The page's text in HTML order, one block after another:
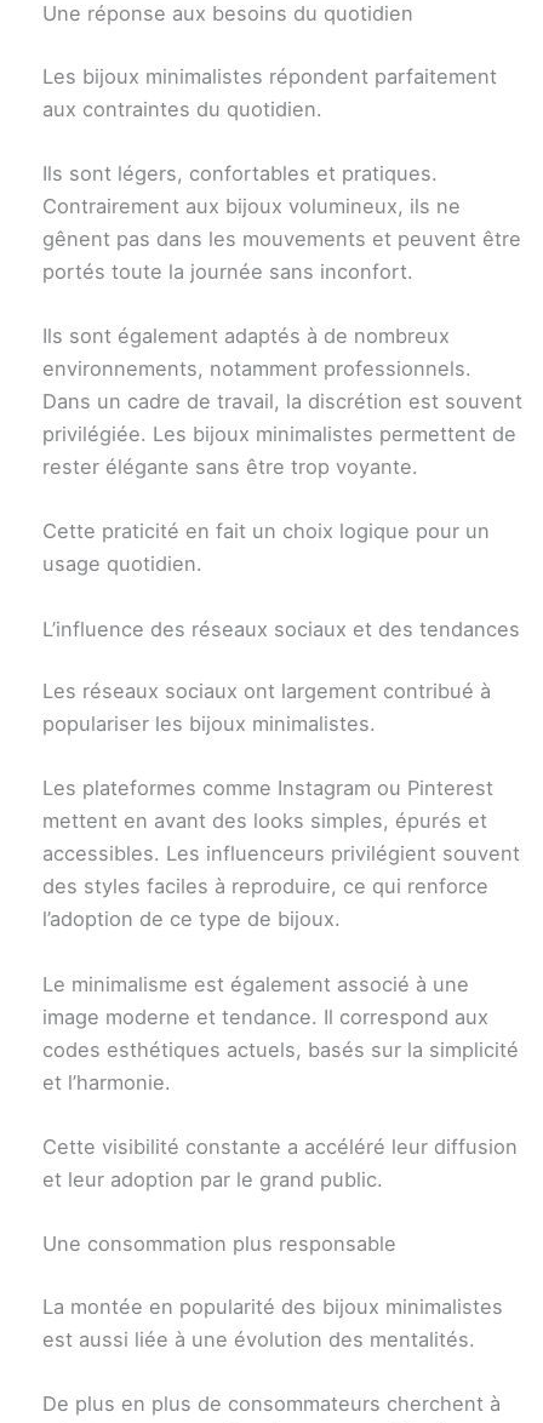
Une réponse aux besoins du quotidien
Les bijoux minimalistes répondent parfaitement
aux contraintes du quotidien.
Ils sont légers, confortables et pratiques.
Contrairement aux bijoux volumineux, ils ne
gênent pas dans les mouvements et peuvent être
portés toute la journée sans inconfort.
Ils sont également adaptés à de nombreux
environnements, notamment professionnels.
Dans un cadre de travail, la discrétion est souvent
privilégiée. Les bijoux minimalistes permettent de
rester élégante sans être trop voyante.
Cette praticité en fait un choix logique pour un
usage quotidien.
L’influence des réseaux sociaux et des tendances
Les réseaux sociaux ont largement contribué à
populariser les bijoux minimalistes.
Les plateformes comme Instagram ou Pinterest
mettent en avant des looks simples, épurés et
accessibles. Les influenceurs privilégient souvent
des styles faciles à reproduire, ce qui renforce
l’adoption de ce type de bijoux.
Le minimalisme est également associé à une
image moderne et tendance. Il correspond aux
codes esthétiques actuels, basés sur la simplicité
et l’harmonie.
Cette visibilité constante a accéléré leur diffusion
et leur adoption par le grand public.
Une consommation plus responsable
La montée en popularité des bijoux minimalistes
est aussi liée à une évolution des mentalités.
De plus en plus de consommateurs cherchent à